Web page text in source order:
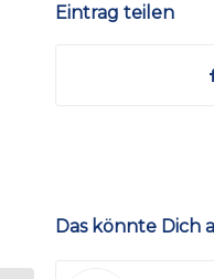
Eintrag teilen
Das könnte Dich